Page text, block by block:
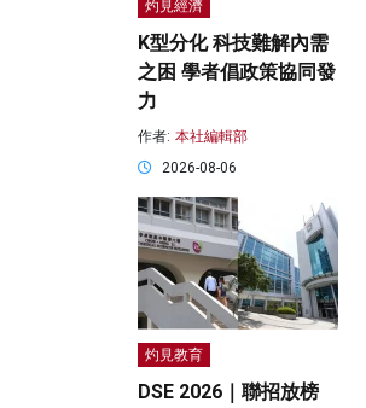
灼見經濟
K型分化 科技難解內需
之困 學者倡政策協同發
力
作者: 本社編輯部
2026-08-06
灼見教育
DSE 2026｜聯招放榜